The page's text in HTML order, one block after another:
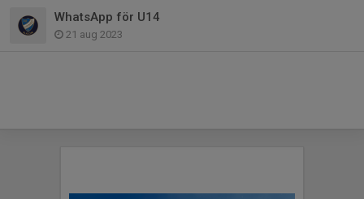
WhatsApp för U14
21 aug 2023